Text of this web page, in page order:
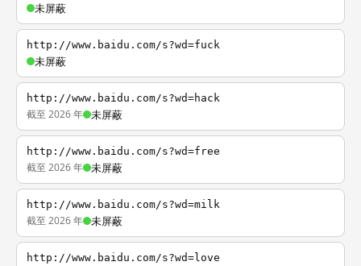
未屏蔽
http://www.baidu.com/s?wd=fuck
未屏蔽
http://www.baidu.com/s?wd=hack
截至 2026 年 未屏蔽
http://www.baidu.com/s?wd=free
截至 2026 年 未屏蔽
http://www.baidu.com/s?wd=milk
截至 2026 年 未屏蔽
http://www.baidu.com/s?wd=love